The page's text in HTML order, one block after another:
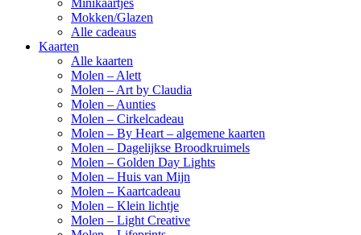
Minikaartjes
Mokken/Glazen
Alle cadeaus
Kaarten
Alle kaarten
Molen – Alett
Molen – Art by Claudia
Molen – Aunties
Molen – Cirkelcadeau
Molen – By Heart – algemene kaarten
Molen – Dagelijkse Broodkruimels
Molen – Golden Day Lights
Molen – Huis van Mijn
Molen – Kaartcadeau
Molen – Klein lichtje
Molen – Light Creative